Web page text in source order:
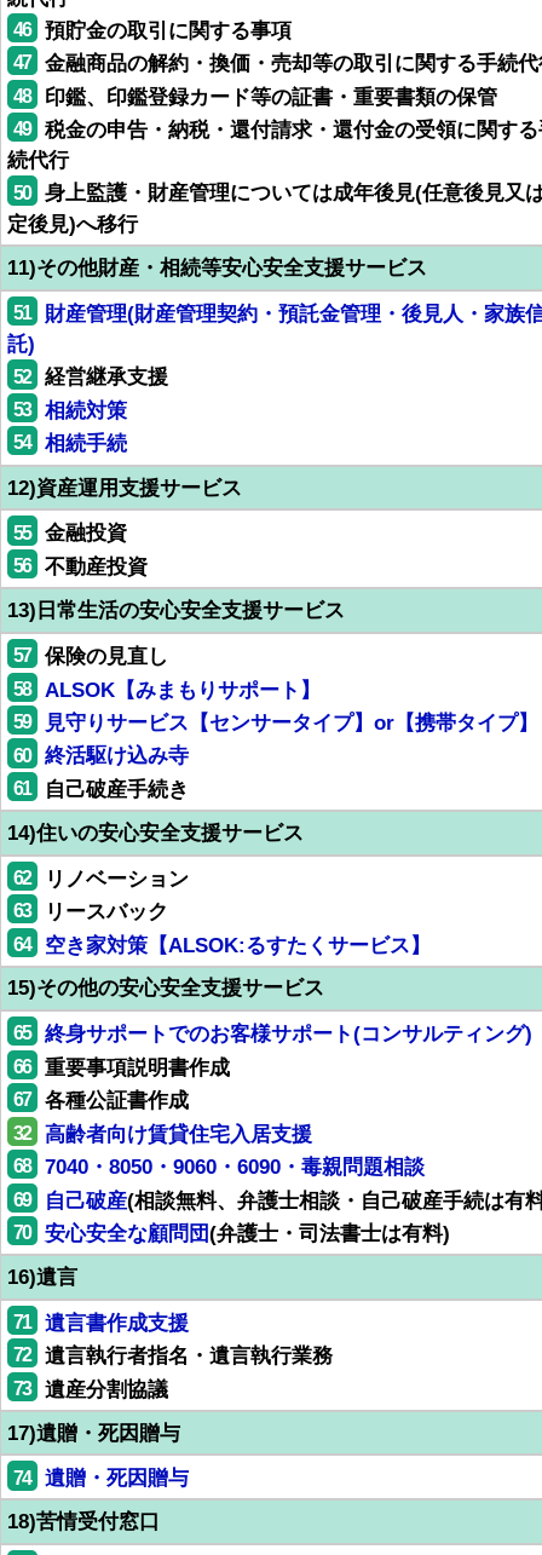
46 預貯金の取引に関する事項
47 金融商品の解約・換価・売却等の取引に関する手続
48 印鑑、印鑑登録カード等の証書・重要書類の保管
49
税金の申告・納税・還付請求・還付金の受領に関す
続代行
50
身上監護・財産管理については成年後見(任意後見又
定後見)へ移行
11)その他財産・相続等安心安全支援サービス
51
財産管理(財産管理契約・預託金管理・後見人・家族
託)
52 経営継承支援
53 相続対策
54
相続手続
12)資産運用支援サービス
55 金融投資
56
不動産投資
13)日常生活の安心安全支援サービス
57 保険の見直し
58 ALSOK【みまもりサポート】
59 見守りサービス【センサータイプ】or【携帯タイプ】
60 終活駆け込み寺
61
自己破産手続き
14)住いの安心安全支援サービス
62 リノベーション
63 リースバック
64
空き家対策【ALSOK:るすたくサービス】
15)その他の安心安全支援サービス
65 終身サポートでのお客様サポート(コンサルティング)
66 重要事項説明書作成
67 各種公証書作成
32 高齢者向け賃貸住宅入居支援
68 7040・8050・9060・6090・毒親問題相談
69 自己破産(相談無料、弁護士相談・自己破産手続は有
70 安心安全な顧問団(弁護士・司法書士は有料)
16)遺言
71 遺言書作成支援
72 遺言執行者指名・遺言執行業務
73
遺産分割協議
17)遺贈・死因贈与
74
遺贈・死因贈与
18)苦情受付窓口